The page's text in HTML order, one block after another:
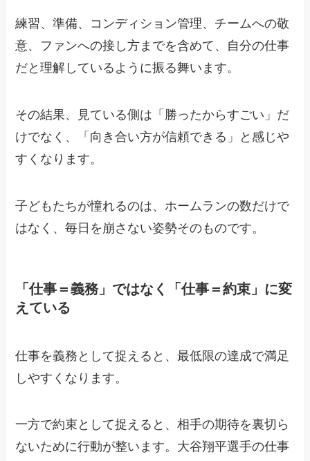
練習、準備、コンディション管理、チームへの敬
意、ファンへの接し方までを含めて、自分の仕事
だと理解しているように振る舞います。
その結果、見ている側は「勝ったからすごい」だ
けでなく、「向き合い方が信頼できる」と感じや
すくなります。
子どもたちが憧れるのは、ホームランの数だけで
はなく、毎日を崩さない姿勢そのものです。
「仕事＝義務」ではなく「仕事＝約束」に変
えている
仕事を義務として捉えると、最低限の達成で満足
しやすくなります。
一方で約束として捉えると、相手の期待を裏切ら
ないために行動が整います。大谷翔平選手の仕事